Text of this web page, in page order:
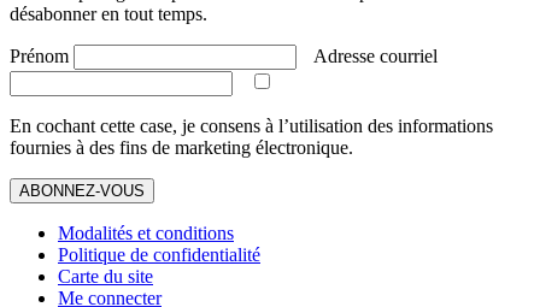
désabonner en tout temps.
Prénom Adresse courriel
En cochant cette case, je consens à l’utilisation des informations
fournies à des fins de marketing électronique.
ABONNEZ-VOUS
Modalités et conditions
Politique de confidentialité
Carte du site
Me connecter